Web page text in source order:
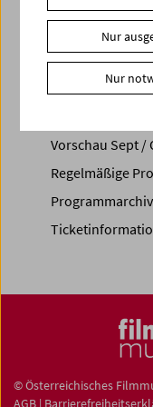
Share on
Vorschau Sept /
Regelmäßige
Programmarchiv
© Österreichisches
AGB |
Nur
Nur